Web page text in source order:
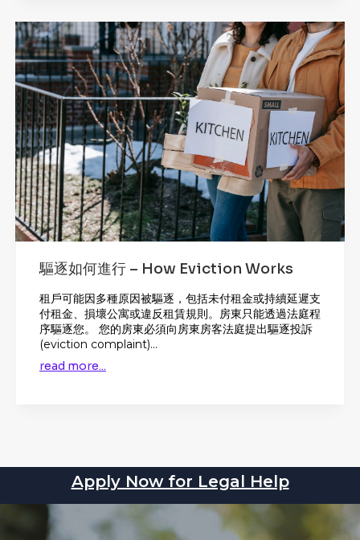
驅逐如何進行 – How Eviction Works
租戶可能因多種原因被驅逐，包括未付租金或持續延遲支
付租金、損壞公寓或違反租賃規則。房東只能透過法庭程
序驅逐您。 您的房東必須向房東房客法庭提出驅逐投訴
(eviction complaint)...
read more...
Apply Now for Legal Help